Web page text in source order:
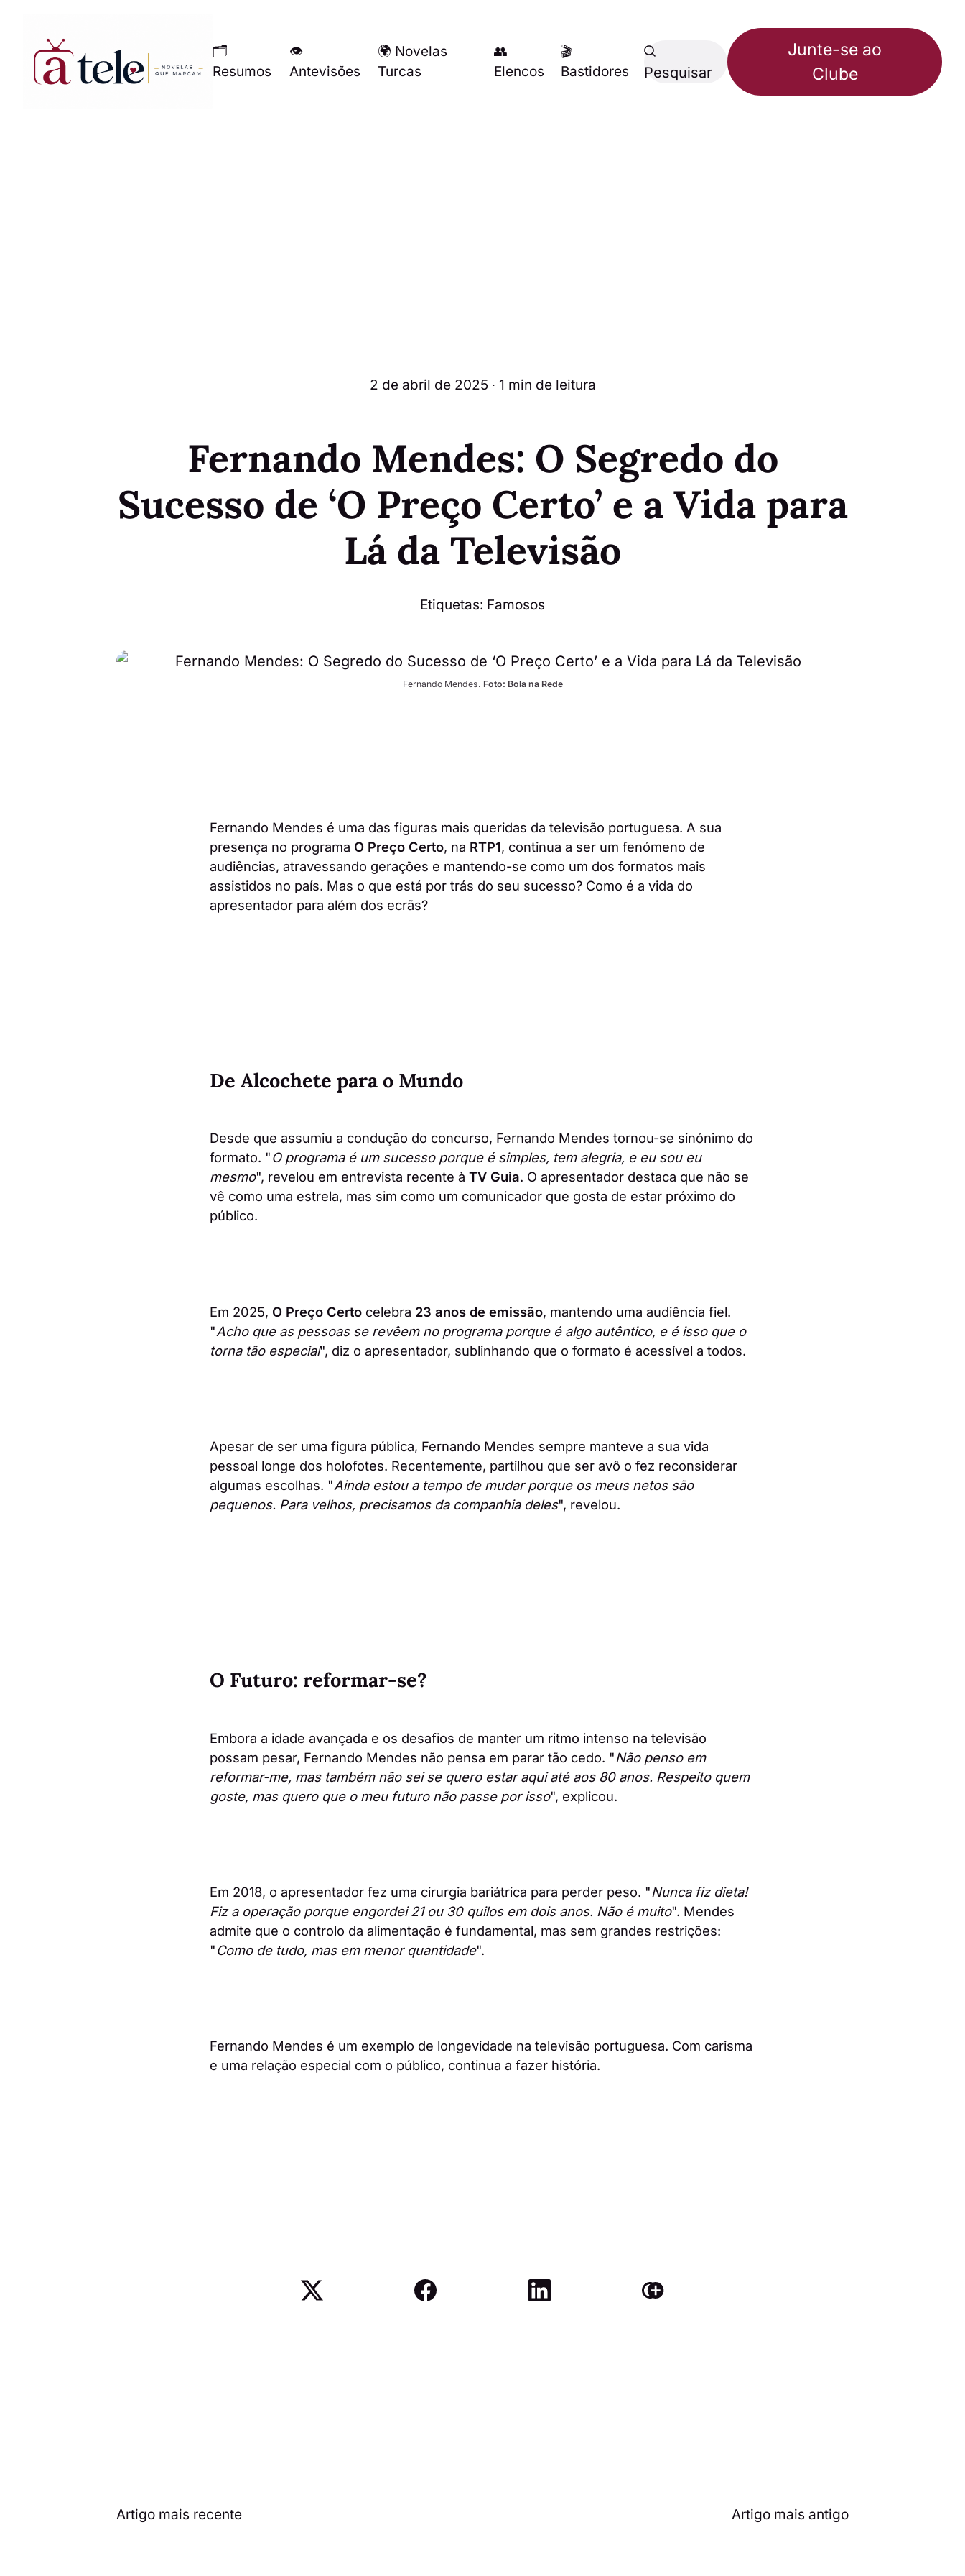
🗂
Resumos
👁
Antevisões
🌍 Novelas
Turcas
👥
Elencos
🎬
Bastidores
Pesquisar
Junte-se ao
Clube
2 de abril de 2025∙ 1 min de leitura
Fernando Mendes: O Segredo do
Sucesso de ‘O Preço Certo’ e a Vida para
Lá da Televisão
Etiquetas: Famosos
Fernando Mendes. Foto: Bola na Rede
Fernando Mendes é uma das figuras mais queridas da televisão portuguesa. A sua
presença no programa O Preço Certo, na RTP1, continua a ser um fenómeno de
audiências, atravessando gerações e mantendo-se como um dos formatos mais
assistidos no país. Mas o que está por trás do seu sucesso? Como é a vida do
apresentador para além dos ecrãs?
De Alcochete para o Mundo
Desde que assumiu a condução do concurso, Fernando Mendes tornou-se sinónimo do
formato. "O programa é um sucesso porque é simples, tem alegria, e eu sou eu
mesmo", revelou em entrevista recente à TV Guia. O apresentador destaca que não se
vê como uma estrela, mas sim como um comunicador que gosta de estar próximo do
público.
Em 2025, O Preço Certo celebra 23 anos de emissão, mantendo uma audiência fiel.
"Acho que as pessoas se revêem no programa porque é algo autêntico, e é isso que o
torna tão especial", diz o apresentador, sublinhando que o formato é acessível a todos.
Apesar de ser uma figura pública, Fernando Mendes sempre manteve a sua vida
pessoal longe dos holofotes. Recentemente, partilhou que ser avô o fez reconsiderar
algumas escolhas. "Ainda estou a tempo de mudar porque os meus netos são
pequenos. Para velhos, precisamos da companhia deles", revelou.
O Futuro: reformar-se?
Embora a idade avançada e os desafios de manter um ritmo intenso na televisão
possam pesar, Fernando Mendes não pensa em parar tão cedo. "Não penso em
reformar-me, mas também não sei se quero estar aqui até aos 80 anos. Respeito quem
goste, mas quero que o meu futuro não passe por isso", explicou.
Em 2018, o apresentador fez uma cirurgia bariátrica para perder peso. "Nunca fiz dieta!
Fiz a operação porque engordei 21 ou 30 quilos em dois anos. Não é muito". Mendes
admite que o controlo da alimentação é fundamental, mas sem grandes restrições:
"Como de tudo, mas em menor quantidade".
Fernando Mendes é um exemplo de longevidade na televisão portuguesa. Com carisma
e uma relação especial com o público, continua a fazer história.
Artigo mais recente Artigo mais antigo